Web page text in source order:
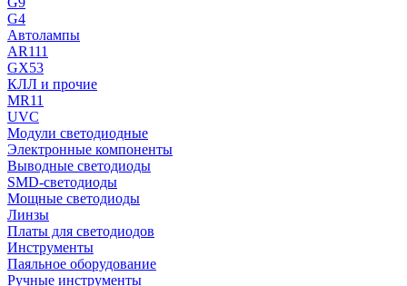
G4
Автолампы
AR111
GX53
КЛЛ и прочие
MR11
UVC
Модули светодиодные
Электронные компоненты
Выводные светодиоды
SMD-светодиоды
Мощные светодиоды
Линзы
Платы для светодиодов
Инструменты
Паяльное оборудование
Ручные инструменты